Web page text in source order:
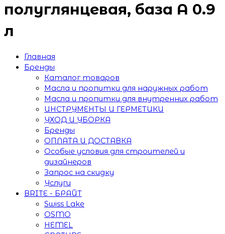
полуглянцевая, база А 0.9
л
Главная
Бренды
Каталог товаров
Масла и пропитки для наружных работ
Масла и пропитки для внутренних работ
ИНСТРУМЕНТЫ И ГЕРМЕТИКИ
УХОД И УБОРКА
Бренды
ОПЛАТА И ДОСТАВКА
Особые условия для строителей и
дизайнеров
Запрос на скидку
Услуги
BRITE - БРАЙТ
Swiss Lake
OSMO
HEMEL